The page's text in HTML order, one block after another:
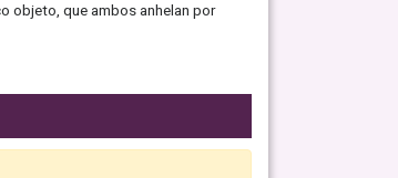
objeto, que ambos anhelan por